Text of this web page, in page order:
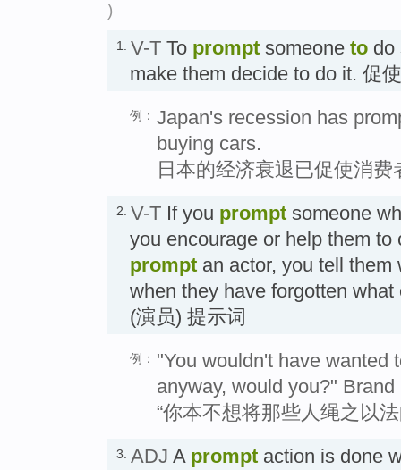
)
1. V-T To prompt someone to do
make them decide to do it. 促使
例： Japan's recession has
buying cars.
日本的经济衰退已促使消
2. V-T If you prompt someone
you encourage or help them to
prompt an actor, you tell
when they have forgotten
(演员) 提示词
例： "You wouldn't have wanted
anyway, would you?"
“你本不想将那些人绳之以
3. ADJ A prompt action is done